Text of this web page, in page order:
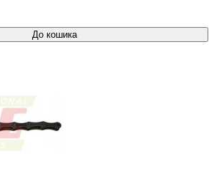
До кошика